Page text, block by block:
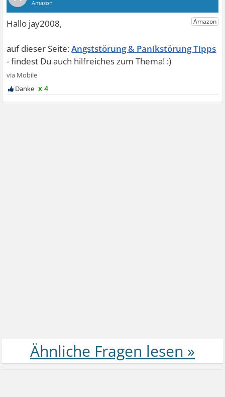
Angststörung & Panikstörung Tipps
x 4